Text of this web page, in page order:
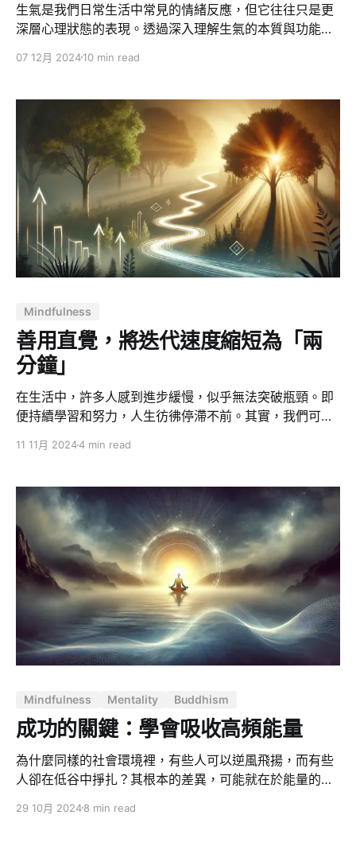
生氣是我們日常生活中常見的情緒反應，但它往往只是更
深層心理狀態的表現。透過深入理解生氣的本質與功能，
寶貴機會。本文將透過深入的分析與具體實例，探討生氣
層情緒與深層原因 為何生氣是表層情緒？ 生氣常被視為
一種強烈且直觀的情緒反應，但實際上它往往只是更深層
情感的外在表現。當我們仔細觀察，會發現生氣常常掩蓋
著以下幾種核心情感： * 受傷感：當我們感到被忽視、被
拒絕或被貶低時，生氣成為掩護內心傷痛的盾牌。例如，
當朋友忘記了重要的約定，我們的憤怒往往源自於感到不
被重視的傷痛。 * 恐懼感：面對威脅或失控的情況時，生
氣可能是我們用來掩飾恐懼的方式。就像在職場上，對上
司的要求感到憤怒，可能源自於害怕無法達成期待的恐
懼。 * 無助感：當我們面對無法改變的情況時，生氣往往
題或重大變革時。 宇宙的本質：超越對錯與好壞 在探討
生氣這個議題時，我們需要認識到宇宙本身並不存在絕對
的對錯或好壞。這些判斷都是人類賦予的標籤，而事物的
本質其實是
07 12月 202410 min read
Mindfulness
善用直覺，將迭代速度縮短為「兩
分鐘」
在生活中，許多人感到進步緩慢，似乎無法突破瓶頸。即
便持續學習和努力，人生彷彿停滯不前。其實，我們可以
活以「兩分鐘的迭代」不斷優化自己。 反饋的力量 有一
的人嘗試解開魔術方塊（Rubik's Cube），而這位失明的
人每秒轉動方塊一步，完全依靠自己摸索的話，可能要花
上1260億年才能完成。然而，如果每一步都有「對」或
「錯」的反饋指引，他只需兩分鐘就能完成整個魔術方
塊。這便是反饋的力量——它能讓我們在學習和成長的過
程中不斷調整方向，從而大幅縮短達成目標的時間。 這個
故事讓人深受啟發，反饋不僅能加速成長，還能為我們找
到更清晰的方向。透過反饋，我們從無止境的摸索轉向更
快速的「兩分鐘的迭代」，讓自己在生活和成長的道路上
不斷優化和前進。 建立敏銳的反饋系統 成長加速的第一
細微變化，例如情緒波動、身體的直覺反應，甚至是周遭
環境的變化。這些都是內在和外在給予的「微調訊號」，
透過解讀這些訊號，我們能更精準地認識自己並做出調
整。
11 11月 20244 min read
Mindfulness Mentality Buddhism
成功的關鍵：學會吸收高頻能量
為什麼同樣的社會環境裡，有些人可以逆風飛揚，而有些
人卻在低谷中掙扎？其根本的差異，可能就在於能量的掌
則決定了他們所能到達的高度。無論是情感的深度、思想
29 10月 20248 min read